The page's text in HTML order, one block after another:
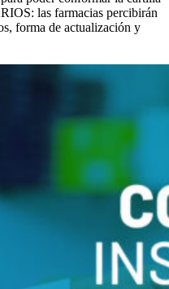
las farmacias percibirán
forma de actualización y